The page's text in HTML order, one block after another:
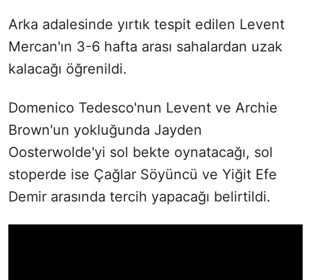
Arka adalesinde yırtık tespit edilen Levent
Mercan'ın 3-6 hafta arası sahalardan uzak
kalacağı öğrenildi.
Domenico Tedesco'nun Levent ve Archie
Brown'un yokluğunda Jayden
Oosterwolde'yi sol bekte oynatacağı, sol
stoperde ise Çağlar Söyüncü ve Yiğit Efe
Demir arasında tercih yapacağı belirtildi.